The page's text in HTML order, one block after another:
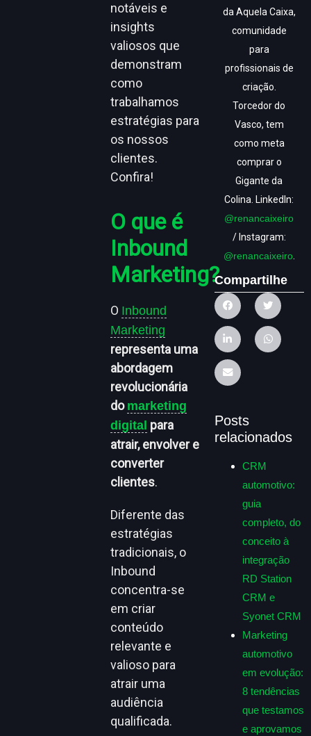
notáveis e
insights
valiosos que
demonstram
como
trabalhamos
estratégias para
os nossos
clientes.
Confira!
O que é
Inbound
Marketing?
O Inbound
Marketing
representa uma
abordagem
revolucionária
do marketing
digital para
atrair, envolver e
converter
clientes.
Diferente das
estratégias
tradicionais, o
Inbound
concentra-se
em criar
conteúdo
relevante e
valioso para
atrair uma
audiência
qualificada.
da Aquela Caixa,
comunidade
para
profissionais de
criação.
Torcedor do
Vasco, tem
como meta
comprar o
Gigante da
Colina. LinkedIn:
@renancaixeiro
/ Instagram:
@renancaixeiro.
Compartilhe
Posts
relacionados
CRM
automotivo:
guia
completo, do
conceito à
integração
RD Station
CRM e
Syonet CRM
Marketing
automotivo
em evolução:
8 tendências
que testamos
e aprovamos